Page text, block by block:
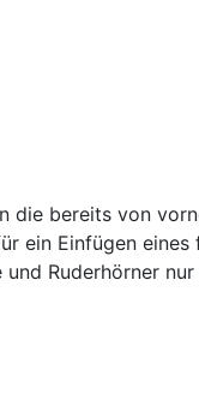
die bereits von
ein Einfügen
Ruderhörner